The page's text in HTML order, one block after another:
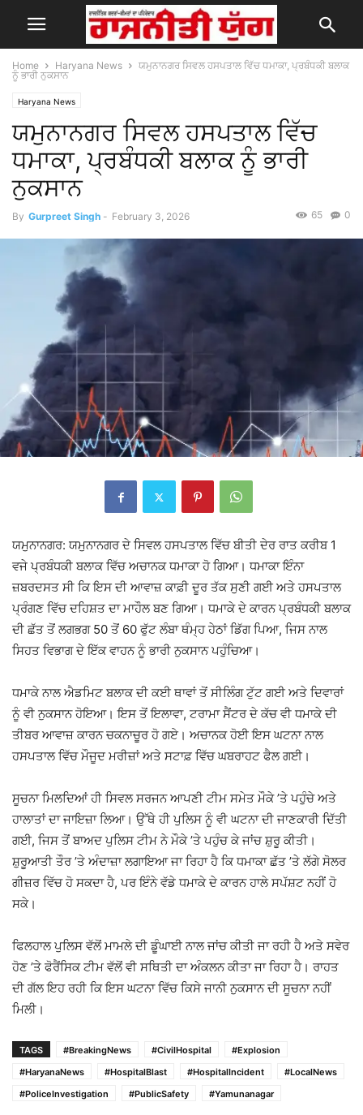
Home Haryana News
ਯਮੁਨਾਨਗਰ ਸਿਵਲ ਹਸਪਤਾਲ ਵਿੱਚ ਧਮਾਕਾ, ਪ੍ਰਬੰਧਕੀ ਬਲਾਕ
ਨੂੰ ਭਾਰੀ ਨੁਕਸਾਨ
Haryana News
ਯਮੁਨਾਨਗਰ ਸਿਵਲ ਹਸਪਤਾਲ ਵਿੱਚ
ਧਮਾਕਾ, ਪ੍ਰਬੰਧਕੀ ਬਲਾਕ ਨੂੰ ਭਾਰੀ
ਨੁਕਸਾਨ
By Gurpreet Singh - February 3, 2026 0
65
ਯਮੁਨਾਨਗਰ: ਯਮੁਨਾਨਗਰ ਦੇ ਸਿਵਲ ਹਸਪਤਾਲ ਵਿੱਚ ਬੀਤੀ ਦੇਰ ਰਾਤ ਕਰੀਬ 1
ਵਜੇ ਪ੍ਰਬੰਧਕੀ ਬਲਾਕ ਵਿੱਚ ਅਚਾਨਕ ਧਮਾਕਾ ਹੋ ਗਿਆ। ਧਮਾਕਾ ਇੰਨਾ
ਜ਼ਬਰਦਸਤ ਸੀ ਕਿ ਇਸ ਦੀ ਆਵਾਜ਼ ਕਾਫ਼ੀ ਦੂਰ ਤੱਕ ਸੁਣੀ ਗਈ ਅਤੇ ਹਸਪਤਾਲ
ਪ੍ਰੰਗਣ ਵਿੱਚ ਦਹਿਸ਼ਤ ਦਾ ਮਾਹੌਲ ਬਣ ਗਿਆ। ਧਮਾਕੇ ਦੇ ਕਾਰਨ ਪ੍ਰਬੰਧਕੀ ਬਲਾਕ
ਦੀ ਛੱਤ ਤੋਂ ਲਗਭਗ 50 ਤੋਂ 60 ਫੁੱਟ ਲੰਬਾ ਥੰਮ੍ਹ ਹੇਠਾਂ ਡਿੱਗ ਪਿਆ, ਜਿਸ ਨਾਲ
ਸਿਹਤ ਵਿਭਾਗ ਦੇ ਇੱਕ ਵਾਹਨ ਨੂੰ ਭਾਰੀ ਨੁਕਸਾਨ ਪਹੁੰਚਿਆ।
ਧਮਾਕੇ ਨਾਲ ਐਡਮਿਟ ਬਲਾਕ ਦੀ ਕਈ ਥਾਵਾਂ ਤੋਂ ਸੀਲਿੰਗ ਟੁੱਟ ਗਈ ਅਤੇ ਦਿਵਾਰਾਂ
ਨੂੰ ਵੀ ਨੁਕਸਾਨ ਹੋਇਆ। ਇਸ ਤੋਂ ਇਲਾਵਾ, ਟਰਾਮਾ ਸੈਂਟਰ ਦੇ ਕੱਚ ਵੀ ਧਮਾਕੇ ਦੀ
ਤੀਬਰ ਆਵਾਜ਼ ਕਾਰਨ ਚਕਨਾਚੂਰ ਹੋ ਗਏ। ਅਚਾਨਕ ਹੋਈ ਇਸ ਘਟਨਾ ਨਾਲ
ਹਸਪਤਾਲ ਵਿੱਚ ਮੌਜੂਦ ਮਰੀਜ਼ਾਂ ਅਤੇ ਸਟਾਫ਼ ਵਿੱਚ ਘਬਰਾਹਟ ਫੈਲ ਗਈ।
ਸੂਚਨਾ ਮਿਲਦਿਆਂ ਹੀ ਸਿਵਲ ਸਰਜਨ ਆਪਣੀ ਟੀਮ ਸਮੇਤ ਮੌਕੇ ’ਤੇ ਪਹੁੰਚੇ ਅਤੇ
ਹਾਲਾਤਾਂ ਦਾ ਜਾਇਜ਼ਾ ਲਿਆ। ਉੱਥੇ ਹੀ ਪੁਲਿਸ ਨੂੰ ਵੀ ਘਟਨਾ ਦੀ ਜਾਣਕਾਰੀ ਦਿੱਤੀ
ਗਈ, ਜਿਸ ਤੋਂ ਬਾਅਦ ਪੁਲਿਸ ਟੀਮ ਨੇ ਮੌਕੇ ’ਤੇ ਪਹੁੰਚ ਕੇ ਜਾਂਚ ਸ਼ੁਰੂ ਕੀਤੀ।
ਸ਼ੁਰੂਆਤੀ ਤੌਰ ’ਤੇ ਅੰਦਾਜ਼ਾ ਲਗਾਇਆ ਜਾ ਰਿਹਾ ਹੈ ਕਿ ਧਮਾਕਾ ਛੱਤ ’ਤੇ ਲੱਗੇ ਸੋਲਰ
ਗੀਜ਼ਰ ਵਿੱਚ ਹੋ ਸਕਦਾ ਹੈ, ਪਰ ਇੰਨੇ ਵੱਡੇ ਧਮਾਕੇ ਦੇ ਕਾਰਨ ਹਾਲੇ ਸਪੱਸ਼ਟ ਨਹੀਂ ਹੋ
ਸਕੇ।
ਫਿਲਹਾਲ ਪੁਲਿਸ ਵੱਲੋਂ ਮਾਮਲੇ ਦੀ ਡੂੰਘਾਈ ਨਾਲ ਜਾਂਚ ਕੀਤੀ ਜਾ ਰਹੀ ਹੈ ਅਤੇ ਸਵੇਰ
ਹੋਣ ’ਤੇ ਫੋਰੈਂਸਿਕ ਟੀਮ ਵੱਲੋਂ ਵੀ ਸਥਿਤੀ ਦਾ ਅੰਕਲਨ ਕੀਤਾ ਜਾ ਰਿਹਾ ਹੈ। ਰਾਹਤ
ਦੀ ਗੱਲ ਇਹ ਰਹੀ ਕਿ ਇਸ ਘਟਨਾ ਵਿੱਚ ਕਿਸੇ ਜਾਨੀ ਨੁਕਸਾਨ ਦੀ ਸੂਚਨਾ ਨਹੀਂ
ਮਿਲੀ।
TAGS #BreakingNews #CivilHospital
#Explosion
#HaryanaNews
#HospitalBlast #HospitalIncident
#LocalNews
#PoliceInvestigation
#PublicSafety #Yamunanagar